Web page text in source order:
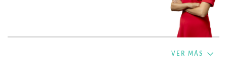
VER MÁS